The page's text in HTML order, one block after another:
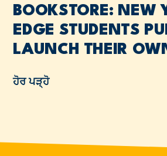
BOOKSTORE: NEW
EDGE STUDENTS
LAUNCH THEIR
ਹੋਰ ਪੜ੍ਹੋ